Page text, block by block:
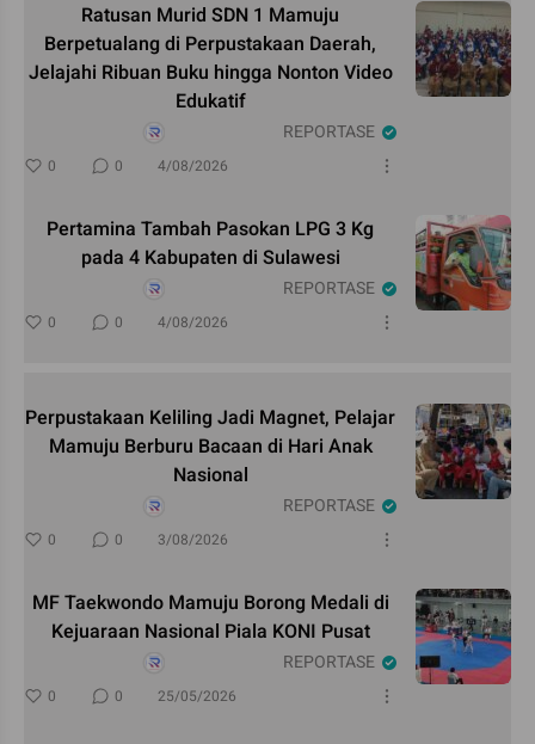
Ratusan Murid SDN 1 Mamuju
Berpetualang di Perpustakaan Daerah,
Jelajahi Ribuan Buku hingga Nonton Video
Edukatif
REPORTASE
0 0 4/08/2026
Pertamina Tambah Pasokan LPG 3 Kg
pada 4 Kabupaten di Sulawesi
REPORTASE
0 0 4/08/2026
Perpustakaan Keliling Jadi Magnet, Pelajar
Mamuju Berburu Bacaan di Hari Anak
Nasional
REPORTASE
0 0 3/08/2026
MF Taekwondo Mamuju Borong Medali di
Kejuaraan Nasional Piala KONI Pusat
REPORTASE
0 0 25/05/2026